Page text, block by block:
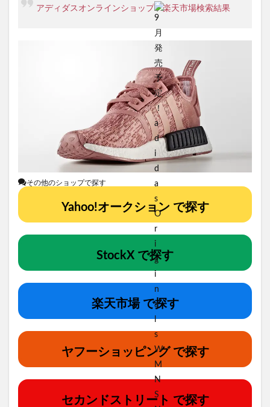
アディダスオンラインショップ /楽天市場検索結果
その他のショップで探す
Yahoo!オークション で探す
StockX で探す
楽天市場 で探す
ヤフーショッピング で探す
セカンドストリート で探す